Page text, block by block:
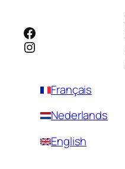
Facebook
Instagram
Français
Nederlands
English